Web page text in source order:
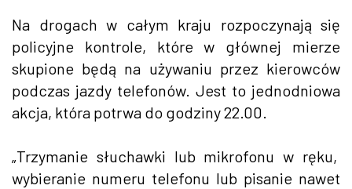
Na drogach w całym kraju rozpoczynają się
policyjne kontrole, które w głównej mierze
skupione będą na używaniu przez kierowców
podczas jazdy telefonów. Jest to jednodniowa
akcja, która potrwa do godziny 22.00.
„Trzymanie słuchawki lub mikrofonu w ręku,
wybieranie numeru telefonu lub pisanie nawet